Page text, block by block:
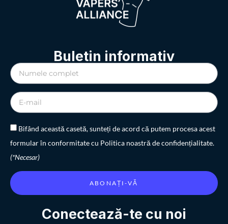
Buletin informativ
Bifând această casetă, sunteți de acord că putem procesa acest
formular în conformitate cu Politica noastră de confidențialitate.
(*Necesar)
ABONAȚI-VĂ
Conectează-te cu noi